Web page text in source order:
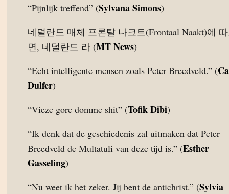
“Pijnlijk treffend” (Sylvana Simons)
네덜란드 매체 프론탈 나크트(Frontaal Naakt)에
면, 네덜란드 라 (MT News)
“Echt intelligente mensen zoals Peter Breedveld.” (
Dulfer)
“Vieze gore domme shit” (Tofik Dibi)
“Ik denk dat de geschiedenis zal uitmaken dat Peter
Breedveld de Multatuli van deze tijd is.” (Esther
Gasseling)
“Nu weet ik het zeker. Jij bent de antichrist.” (Sylvia